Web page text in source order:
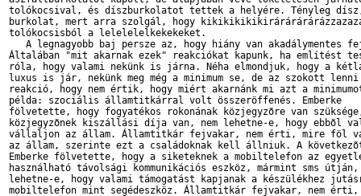
tolókocsival, és díszburkolatot tettek a helyére. Tényleg dísz,
burkolat, mert arra szolgál, hogy
tolókocsisból a lelelelelkekekeket.
A legnagyobb baj persze az, hogy hiány van akadálymentes
Általában "mit akarnak ezek" reakciókat kapunk, ha említést
róla, hogy valami nekünk is járna. Néha elmondjuk, hogy a
luxus is jár, nekünk meg még a minimum se, de az szokott
reakció, hogy nem értik, hogy miért akarnánk mi azt a
példa: szociális államtitkárral volt összeröffenés. Emberke
fölvetette, hogy fogyatékos rokonának közjegyzõre van
közjegyzõnek kiszállási díja van, nem lehetne-e, hogy ebbõl
vállaljon az állam. Államtitkár fejvakar, nem érti, mire föl
az állam, szerinte ezt a családoknak kell állniuk. A
Emberke fölvetette, hogy a siketeknek a mobiltelefon az
használható távolsági kommunikációs eszköz, mármint sms útján,
lehetne-e, hogy valami támogatást kapjanak a készülékhez
mobiltelefon mint segédeszköz. Államtitkár fejvakar, nem érti,